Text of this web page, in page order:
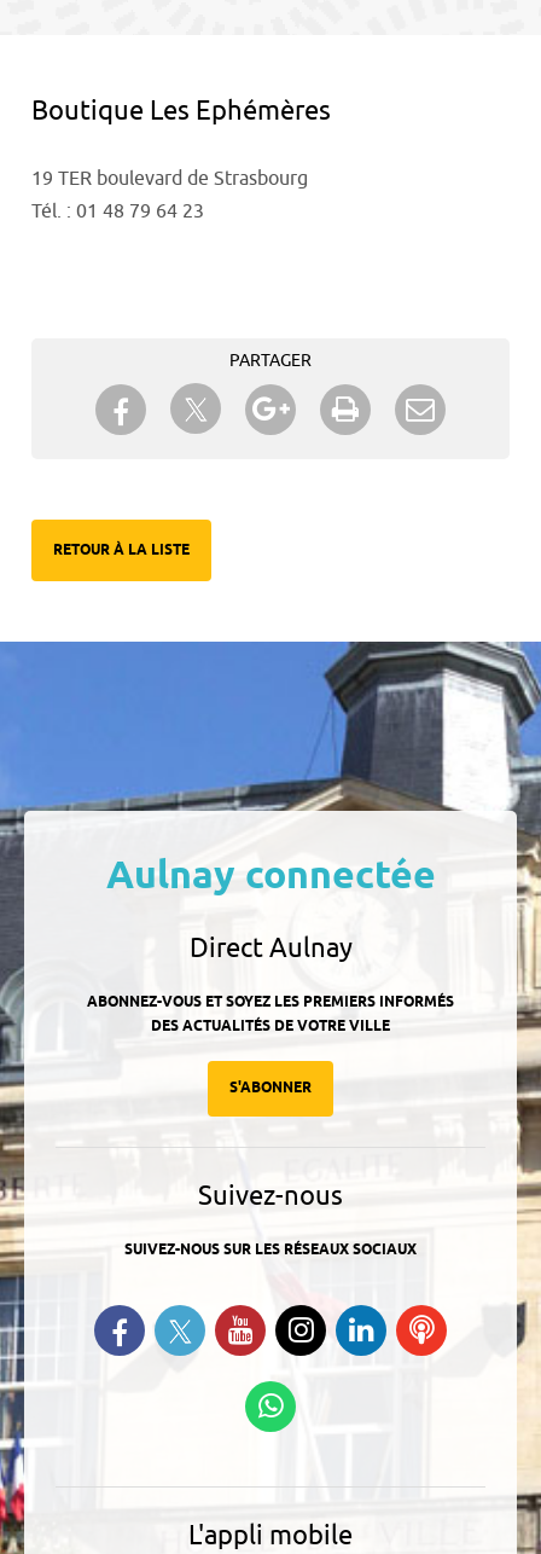
Boutique Les Ephémères
19 TER boulevard de Strasbourg
Tél. : 01 48 79 64 23
PARTAGER
Partager sur Facebook
Partager sur TwitterPartager sur Google+
Imprimer
RETOUR À LA LISTE
Aulnay connectée
Direct Aulnay
ABONNEZ-VOUS ET SOYEZ LES PREMIERS INFORMÉS
DES ACTUALITÉS DE VOTRE VILLE
S'ABONNER
Suivez-nous
SUIVEZ-NOUS SUR LES RÉSEAUX SOCIAUX
Retrouvez-nous sur Facebook
Suivez-nous sur Twitter
Suivez-nous sur YouTube
Suivez-nous sur
Instagram
Retrouvez-
nous sur
Ecoutez
L'appli mobile